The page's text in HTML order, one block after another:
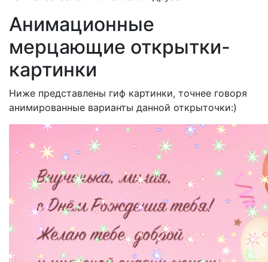
Анимационные
мерцающие открытки-
картинки
Ниже представлены гиф картинки, точнее говоря
анимированные варианты данной открыточки:)